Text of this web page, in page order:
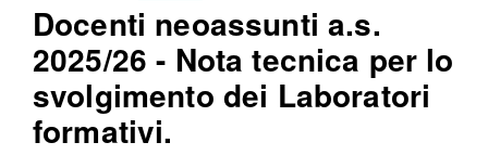
Docenti neoassunti a.s.
2025/26 - Nota tecnica per lo
svolgimento dei Laboratori
formativi.